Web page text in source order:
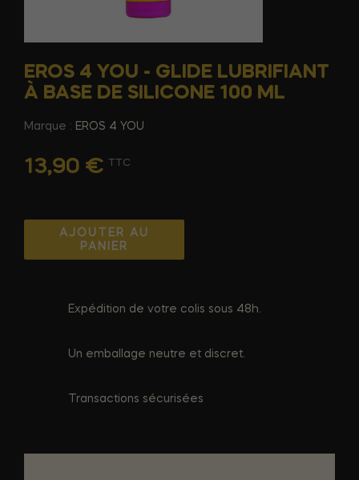
EROS 4 YOU - GLIDE LUBRIFIANT
À BASE DE SILICONE 100 ML
Marque : EROS 4 YOU
13,90 € TTC
AJOUTER AU
PANIER
Expédition de votre colis sous 48h.
Un emballage neutre et discret.
Transactions sécurisées